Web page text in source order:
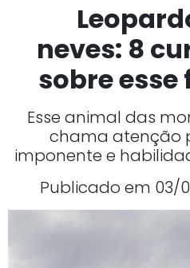
neves: 8
sobre
Esse animal das
chama atenção
imponente e
Publicado em 03/